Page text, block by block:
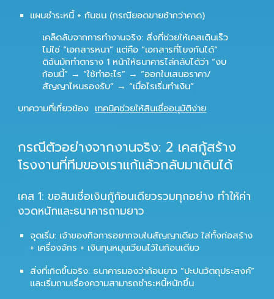
แผนชำระหนี้ + กันชน (กรณียอดขายช้ากว่าคาด)
เคล็ดลับจากการทำงานจริง: สิ่งที่ช่วยให้เคสเดินเร็ว
ไม่ใช่ “เอกสารหนา” แต่คือ “เอกสารที่โยงกันได้”
ดิฉันมักทำตาราง 1 หน้าให้ธนาคารไล่กลับได้ว่า “งบ
ก้อนนี้” → “ใช้ทำอะไร” → “ออกใบเสนอราคา/
สัญญาไหนรองรับ” → “เมื่อไรเริ่มทำเงิน”
บทความที่เกี่ยวข้อง เทคนิคช่วยให้สินเชื่ออนุมัติง่าย
กรณีตัวอย่างจากงานจริง: 2 เคสกู้สร้าง
โรงงานที่ทีมของเราแก้แล้วกลับมาเดินได้
เคส 1: ขอสินเชื่อเงินกู้ก้อนเดียวรวมทุกอย่าง ทำให้ค่า
งวดหนักและธนาคารถามยาว
จุดเริ่ม: เจ้าของกิจการอยากจบในสัญญาเดียว ใส่ทั้งก่อสร้าง
+ เครื่องจักร + เงินทุนหมุนเวียนไว้ในก้อนเดียว
สิ่งที่เกิดขึ้นจริง: ธนาคารมองว่าก้อนยาว “ปะปนวัตถุประสงค์”
และเริ่มถามเรื่องความสามารถชำระหนี้หนักขึ้น